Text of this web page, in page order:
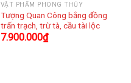
VẬT PHẨM PHONG THỦY
Tượng Quan Công bằng đồng
trấn trạch, trừ tà, cầu tài lộc
7.900.000₫